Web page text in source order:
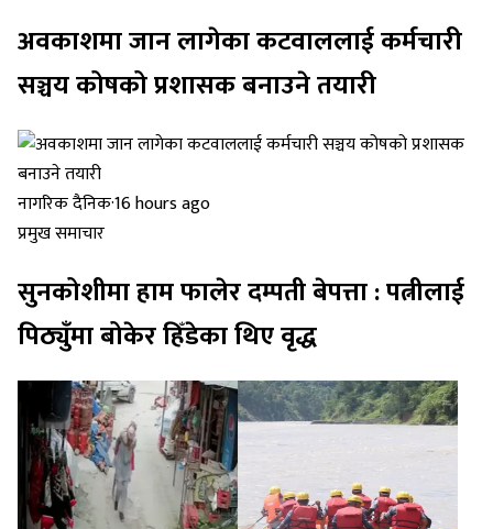
अवकाशमा जान लागेका कटवाललाई कर्मचारी
सञ्चय कोषको प्रशासक बनाउने तयारी
नागरिक दैनिक·16 hours ago
प्रमुख समाचार
सुनकोशीमा हाम फालेर दम्पती बेपत्ता : पत्नीलाई
पिठ्युँमा बोकेर हिँडेका थिए वृद्ध